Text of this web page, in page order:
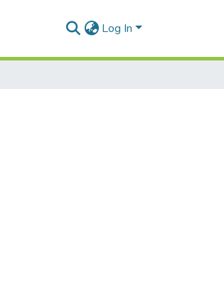
Log In